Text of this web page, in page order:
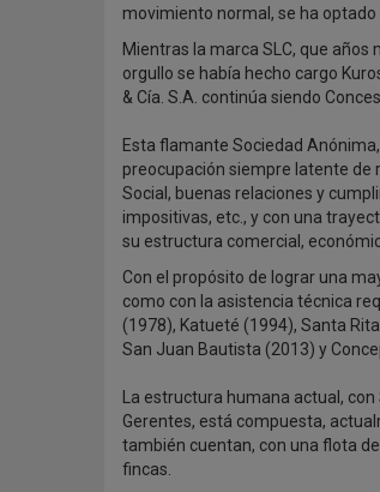
movimiento normal, se ha optado
Mientras la marca SLC, que
orgullo se había hecho cargo
& Cía. S.A. continúa siendo
Esta flamante Sociedad
preocupación siempre latente de
Social, buenas relaciones y
impositivas, etc., y con una
su estructura comercial,
Con el propósito de lograr una
como con la asistencia técnica
(1978), Katueté (1994), Santa
San Juan Bautista (2013) y
La estructura humana actual,
Gerentes, está compuesta,
también cuentan, con una flota
fincas.